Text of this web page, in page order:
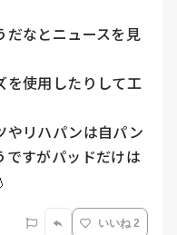
だなとニュースを見
使用したりして工
やリハパンは自パン
ですがパッドだけは
いいね 2